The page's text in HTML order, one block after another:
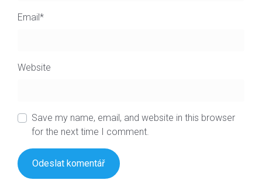
Email*
Website
Save my name, email, and website in this browser
for the next time I comment.